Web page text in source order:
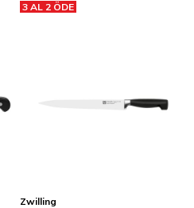
3 AL 2 ÖDE
Zwilling